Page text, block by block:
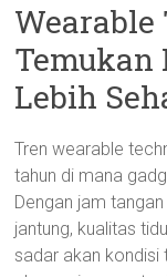
Wearable
Temukan
Lebih
Tren wearable
tahun di mana
Dengan jam
jantung, kualitas
sadar akan kondisi